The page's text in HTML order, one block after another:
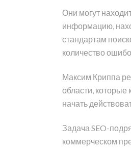
Они могут
информацию,
стандартам
количество
Максим Криппа
области, которые
начать
Задача SEO-
коммерческом